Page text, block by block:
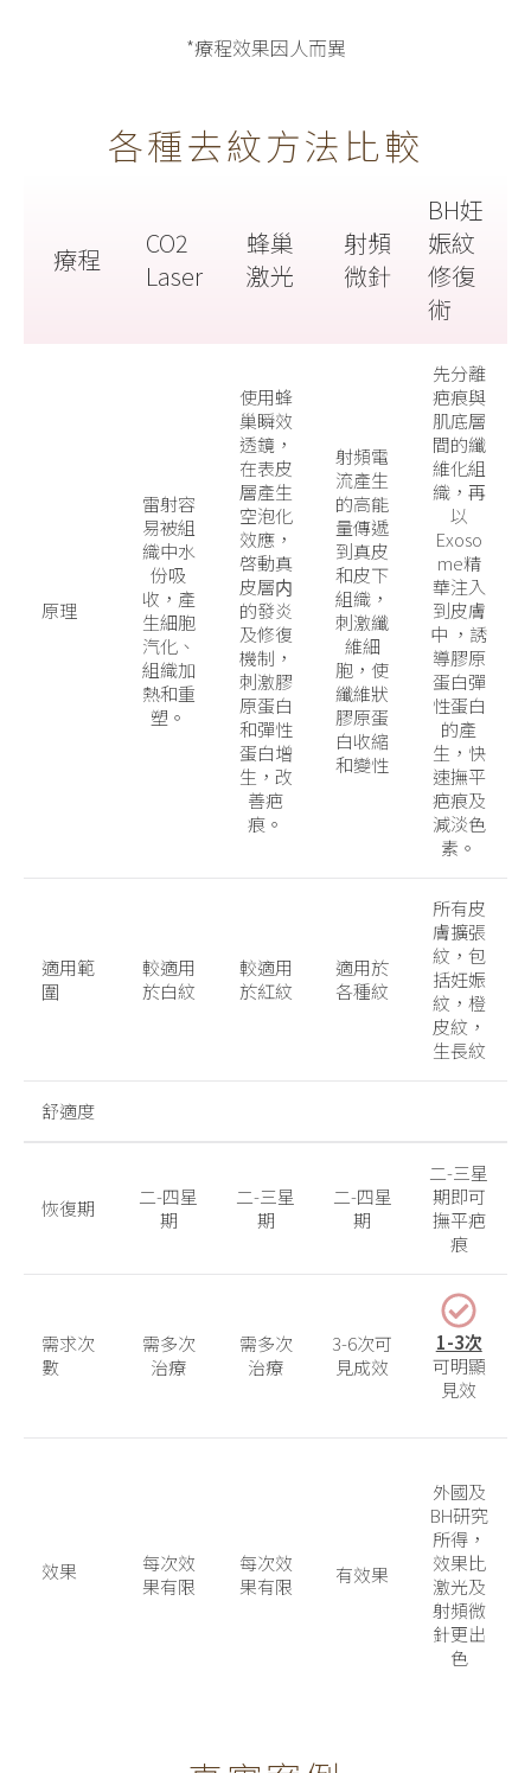
*療程效果因人而異
各種去紋方法比較
療程
CO2
Laser
蜂巢
激光
射頻
微針
BH妊
娠紋
修復
術
原理
雷射容
易被組
織中水
份吸
收，產
生細胞
汽化、
組織加
熱和重
塑。
使用蜂
巢瞬效
透鏡，
在表皮
層產生
空泡化
效應，
啓動真
皮層内
的發炎
及修復
機制，
刺激膠
原蛋白
和彈性
蛋白增
生，改
善疤
痕。
射頻電
流產生
的高能
量傳遞
到真皮
和皮下
組織，
刺激纖
維細
胞，使
纖維狀
膠原蛋
白收縮
和變性
先分離
疤痕與
肌底層
間的纖
維化組
織，再
以
Exoso
me精
華注入
到皮膚
中 ，誘
導膠原
蛋白彈
性蛋白
的產
生，快
速撫平
疤痕及
減淡色
素。
適用範
圍
較適用
於白紋
較適用
於紅紋
適用於
各種紋
所有皮
膚擴張
紋，包
括妊娠
紋，橙
皮紋，
生長紋
舒適度
恢復期
二-四星
期
二-三星
期
二-四星
期
二-三星
期即可
撫平疤
痕
需求次
數
需多次
治療
需多次
治療
3-6次可
見成效
1-3次
可明顯
見效
效果
每次效
果有限
每次效
果有限
有效果
外國及
BH研究
所得，
效果比
激光及
射頻微
針更出
色